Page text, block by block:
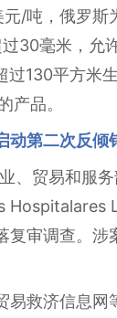
/吨，俄罗斯
30毫米，允
130平方米
品。
动第二次反倾
、贸易和服
复审调查。
易救济信息网